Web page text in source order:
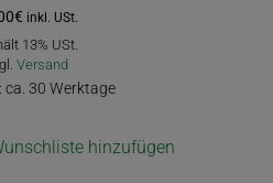
€ inkl. USt.
13% USt.
Versand
ca. 30 Werktage
hinzufügen